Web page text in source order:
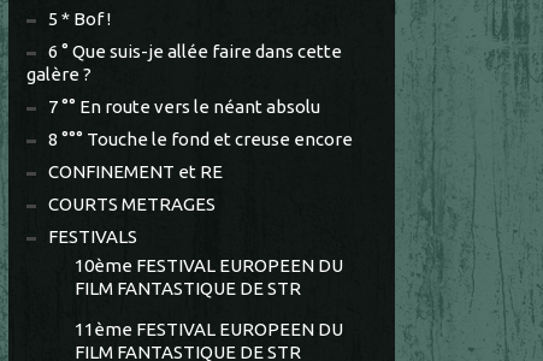
5 * Bof !
6 ° Que suis-je allée faire dans cette
galère ?
7 °° En route vers le néant absolu
8 °°° Touche le fond et creuse encore
CONFINEMENT et RE
COURTS METRAGES
FESTIVALS
10ème FESTIVAL EUROPEEN DU
FILM FANTASTIQUE DE STR
11ème FESTIVAL EUROPEEN DU
FILM FANTASTIQUE DE STR